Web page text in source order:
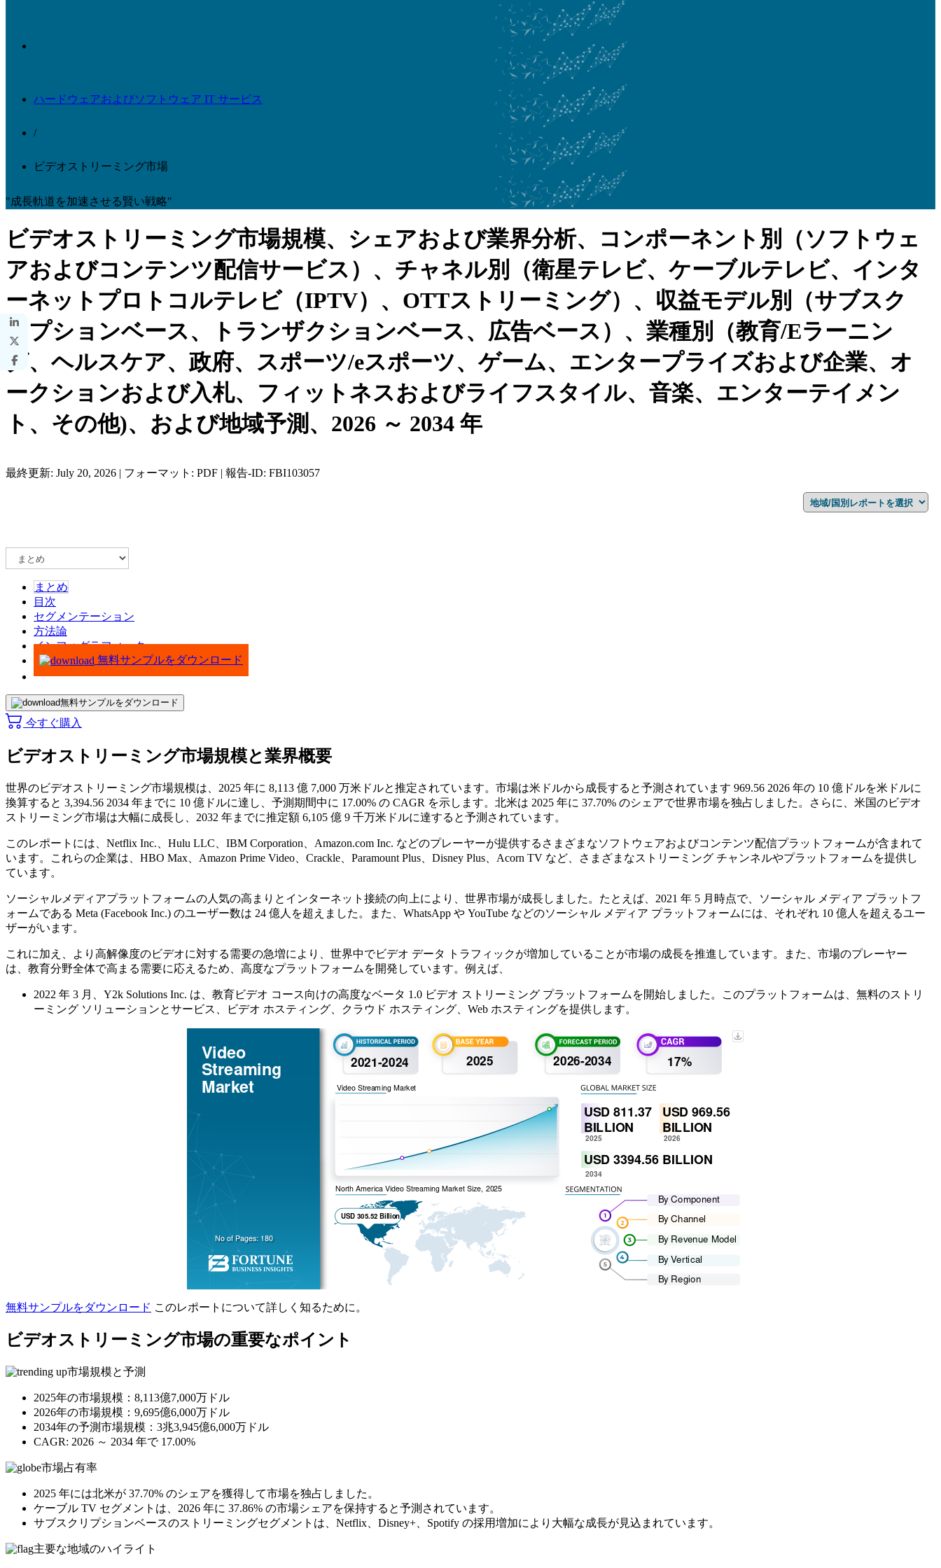
ハードウェアおよびソフトウェア IT サービス
/
ビデオストリーミング市場
"成長軌道を加速させる賢い戦略"
ビデオストリーミング市場規模、シェアおよび業界分析、コンポーネント別（ソフトウェ
アおよびコンテンツ配信サービス）、チャネル別（衛星テレビ、ケーブルテレビ、インタ
ーネットプロトコルテレビ（IPTV）、OTTストリーミング）、収益モデル別（サブスク
リプションベース、トランザクションベース、広告ベース）、業種別（教育/Eラーニン
グ、ヘルスケア、政府、スポーツ/eスポーツ、ゲーム、エンタープライズおよび企業、オ
ークションおよび入札、フィットネスおよびライフスタイル、音楽、エンターテイメン
ト、その他)、および地域予測、2026 ～ 2034 年
最終更新: July 20, 2026 | フォーマット: PDF | 報告-ID: FBI103057
まとめ
目次
セグメンテーション
方法論
インフォグラフィック
無料サンプルをダウンロード
無料サンプルをダウンロード
今すぐ購入
ビデオストリーミング市場規模と業界概要
世界のビデオストリーミング市場規模は、2025 年に 8,113 億 7,000 万米ドルと推定されています。市場は米ドルから成長すると予測されています 969.56 2026 年の 10 億ドルを米ドルに
換算すると 3,394.56 2034 年までに 10 億ドルに達し、予測期間中に 17.00% の CAGR を示します。北米は 2025 年に 37.70% のシェアで世界市場を独占しました。さらに、米国のビデオ
ストリーミング市場は大幅に成長し、2032 年までに推定額 6,105 億 9 千万米ドルに達すると予測されています。
このレポートには、Netflix Inc.、Hulu LLC、IBM Corporation、Amazon.com Inc. などのプレーヤーが提供するさまざまなソフトウェアおよびコンテンツ配信プラットフォームが含まれて
います。これらの企業は、HBO Max、Amazon Prime Video、Crackle、Paramount Plus、Disney Plus、Acorn TV など、さまざまなストリーミング チャンネルやプラットフォームを提供し
ています。
ソーシャルメディアプラットフォームの人気の高まりとインターネット接続の向上により、世界市場が成長しました。たとえば、2021 年 5 月時点で、ソーシャル メディア プラットフ
ォームである Meta (Facebook Inc.) のユーザー数は 24 億人を超えました。また、WhatsApp や YouTube などのソーシャル メディア プラットフォームには、それぞれ 10 億人を超えるユー
ザーがいます。
これに加え、より高解像度のビデオに対する需要の急増により、世界中でビデオ データ トラフィックが増加していることが市場の成長を推進しています。また、市場のプレーヤー
は、教育分野全体で高まる需要に応えるため、高度なプラットフォームを開発しています。例えば、
2022 年 3 月、Y2k Solutions Inc. は、教育ビデオ コース向けの高度なベータ 1.0 ビデオ ストリーミング プラットフォームを開始しました。このプラットフォームは、無料のストリ
ーミング ソリューションとサービス、ビデオ ホスティング、クラウド ホスティング、Web ホスティングを提供します。
無料サンプルをダウンロード このレポートについて詳しく知るために。
ビデオストリーミング市場の重要なポイント
市場規模と予測
2025年の市場規模：8,113億7,000万ドル
2026年の市場規模：9,695億6,000万ドル
2034年の予測市場規模：3兆3,945億6,000万ドル
CAGR: 2026 ～ 2034 年で 17.00%
市場占有率
2025 年には北米が 37.70% のシェアを獲得して市場を独占しました。
ケーブル TV セグメントは、2026 年に 37.86% の市場シェアを保持すると予測されています。
サブスクリプションベースのストリーミングセグメントは、Netflix、Disney+、Spotify の採用増加により大幅な成長が見込まれています。
主要な地域のハイライト